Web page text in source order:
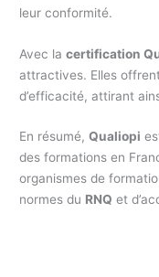
leur conformité.
Avec lacertification
attractives. Elles
d’efficacité, attirant
En résumé,Qualiopi
des formations en
organismes de
normes du RNQ et